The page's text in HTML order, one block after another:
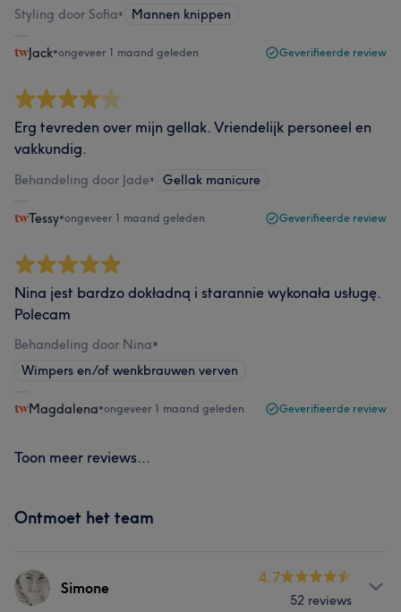
Styling door Sofia• Mannen knippen
Jack•ongeveer 1 maand geleden Geverifieerde review
Erg tevreden over mijn gellak. Vriendelijk personeel en
vakkundig.
Behandeling door Jade• Gellak manicure
Tessy•ongeveer 1 maand geleden Geverifieerde review
Nina jest bardzo dokładną i starannie wykonała usługę.
Polecam
Behandeling door Nina•
Wimpers en/of wenkbrauwen verven
Magdalena•ongeveer 1 maand geleden Geverifieerde review
Toon meer reviews...
Ontmoet het team
Simone
4.7
52 reviews